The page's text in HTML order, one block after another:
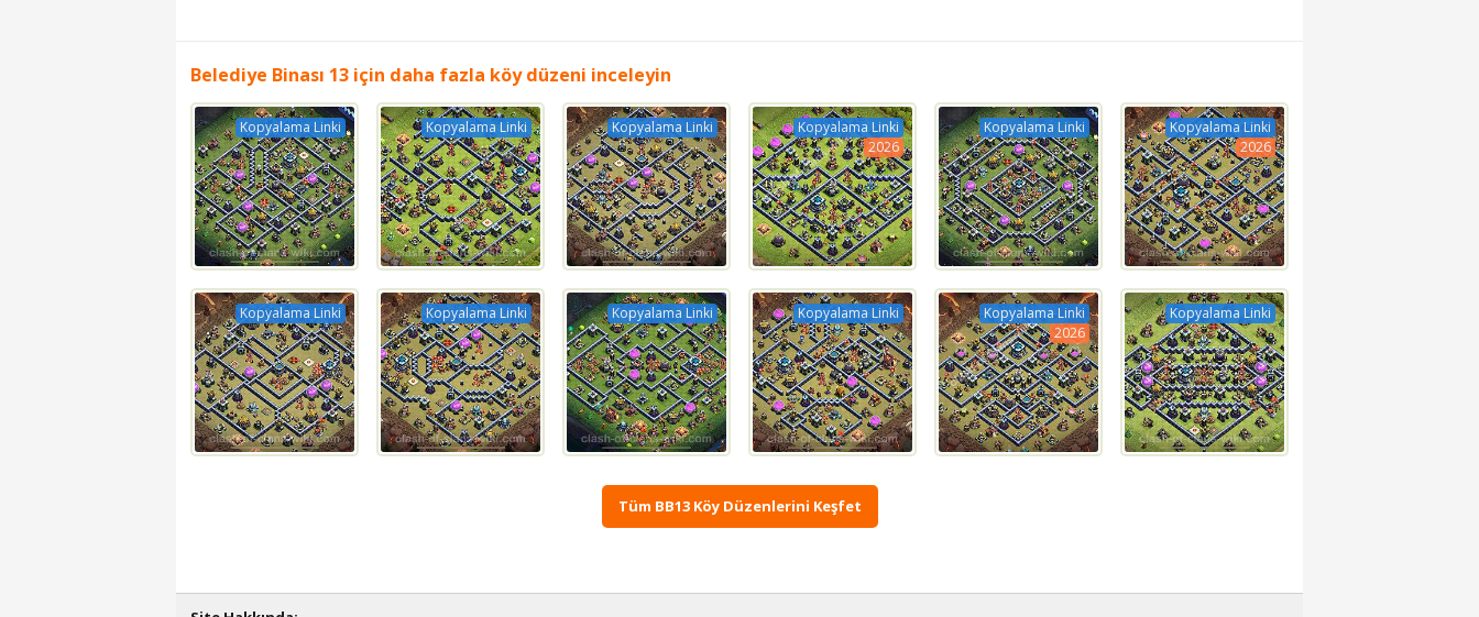
Belediye Binası 13 için daha fazla köy düzeni inceleyin
Kopyalama Linki Kopyalama Linki Kopyalama Linki
Kopyalama Linki
2026
Kopyalama Linki
Kopyalama Linki
2026
Kopyalama Linki Kopyalama Linki Kopyalama Linki Kopyalama Linki
Kopyalama Linki
2026
Kopyalama Linki
Tüm BB13 Köy Düzenlerini Keşfet